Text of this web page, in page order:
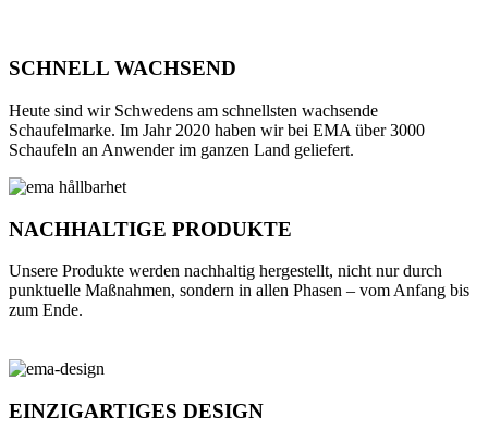
SCHNELL WACHSEND
Heute sind wir Schwedens am schnellsten wachsende
Schaufelmarke. Im Jahr 2020 haben wir bei EMA über 3000
Schaufeln an Anwender im ganzen Land geliefert.
NACHHALTIGE PRODUKTE
Unsere Produkte werden nachhaltig hergestellt, nicht nur durch
punktuelle Maßnahmen, sondern in allen Phasen – vom Anfang bis
zum Ende.
EINZIGARTIGES DESIGN